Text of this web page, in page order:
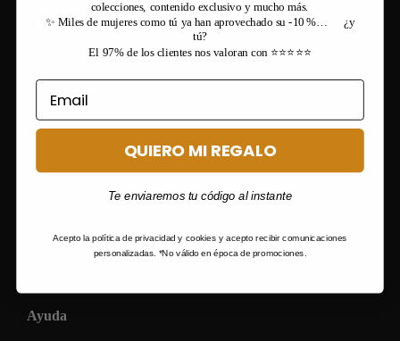
La empresa
Ayuda
colecciones, contenido exclusivo y mucho más.
✨ Miles de mujeres como tú ya han aprovechado su -10 %… ¿y
tú?
El 97% de los clientes nos valoran con ⭐⭐⭐⭐⭐
QUIERO MI REGALO
Te enviaremos tu código al instante
Acepto la política de privacidad y cookies y acepto recibir comunicaciones
personalizadas. *No válido en época de promociones.